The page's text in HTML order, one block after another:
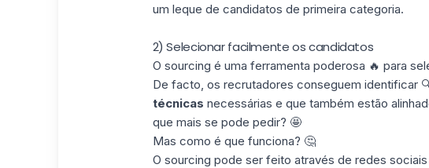
um leque de candidatos de primeira categoria.
2) Selecionar facilmente os candidatos
O sourcing é uma ferramenta poderosa 🔥 para
De facto, os recrutadores conseguem identificar
técnicas necessárias e que também estão
que mais se pode pedir? 🤩
Mas como é que funciona? 🤔
O sourcing pode ser feito através de redes